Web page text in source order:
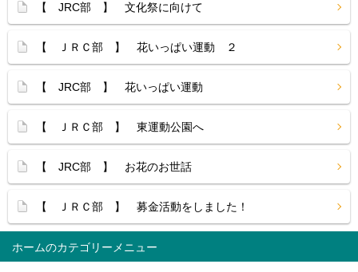
ホーム
【 JRC部 】 文化祭に向けて
【 ＪＲＣ部 】 花いっぱい運動 ２
【 JRC部 】 花いっぱい運動
【 ＪＲＣ部 】 東運動公園へ
【 JRC部 】 お花のお世話
【 ＪＲＣ部 】 募金活動をしました！